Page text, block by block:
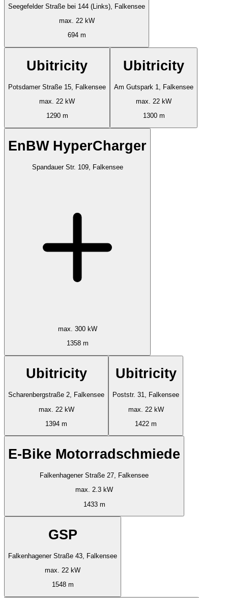
Seegefelder Straße bei 144 (Links), Falkensee
max. 22 kW
694 m
Ubitricity
Potsdamer Straße 15, Falkensee
max. 22 kW
1290 m
Ubitricity
Am Gutspark 1, Falkensee
max. 22 kW
1300 m
EnBW HyperCharger
Spandauer Str. 109, Falkensee
max. 300 kW
1358 m
Ubitricity
Scharenbergstraße 2, Falkensee
max. 22 kW
1394 m
Ubitricity
Poststr. 31, Falkensee
max. 22 kW
1422 m
E-Bike Motorradschmiede
Falkenhagener Straße 27, Falkensee
max. 2.3 kW
1433 m
GSP
Falkenhagener Straße 43, Falkensee
max. 22 kW
1548 m